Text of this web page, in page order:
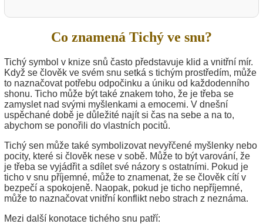
Co znamená Tichý ve snu?
Tichý symbol v knize snů často představuje klid a vnitřní mír.
Když se člověk ve svém snu setká s tichým prostředím, může
to naznačovat potřebu odpočinku a úniku od každodenního
shonu. Ticho může být také znakem toho, že je třeba se
zamyslet nad svými myšlenkami a emocemi. V dnešní
uspěchané době je důležité najít si čas na sebe a na to,
abychom se ponořili do vlastních pocitů.
Tichý sen může také symbolizovat nevyřčené myšlenky nebo
pocity, které si člověk nese v sobě. Může to být varování, že
je třeba se vyjádřit a sdílet své názory s ostatními. Pokud je
ticho v snu příjemné, může to znamenat, že se člověk cítí v
bezpečí a spokojeně. Naopak, pokud je ticho nepříjemné,
může to naznačovat vnitřní konflikt nebo strach z neznáma.
Mezi další konotace tichého snu patří: